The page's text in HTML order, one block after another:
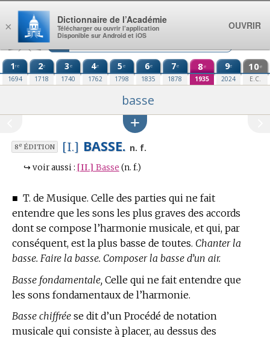
Aller au contenu
1re
1694
2e
1718
3e
1740
4e
1762
5e
1798
6e
1835
7e
1878
8e
1935
9e
2024
10e
E.C.
basse
8eÉDITION [I.] BASSE. n. f.
↪ voir aussi : [II.] Basse (n. f.)
■ T. de Musique. Celle des parties qui ne fait
entendre que les sons les plus graves des accords
dont se compose l’harmonie musicale, et qui, par
conséquent, est la plus basse de toutes. Chanter la
basse. Faire la basse. Composer la basse d’un air.
Basse fondamentale, Celle qui ne fait entendre que
les sons fondamentaux de l’harmonie.
Basse chiffrée se dit d’un Procédé de notation
musicale qui consiste à placer, au dessus des
×
Dictionnaire de l’Académie
Télécharger ou ouvrir l’application
Disponible sur Android et iOS
OUVRIR